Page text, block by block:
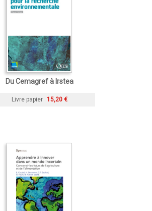
Du Cemagref à Irstea
Livre papier 15,20 €